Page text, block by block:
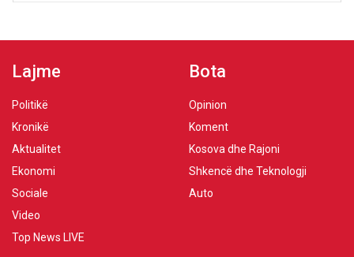
Lajme
Politikë
Kronikë
Aktualitet
Ekonomi
Sociale
Video
Top News LIVE
Bota
Opinion
Koment
Kosova dhe Rajoni
Shkencë dhe Teknologji
Auto